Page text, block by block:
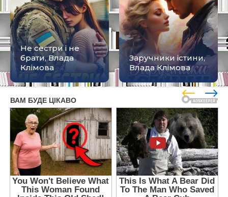
Не сестри і не
брати, Влада
Клімова
Заручники істини,
Влада Клімова